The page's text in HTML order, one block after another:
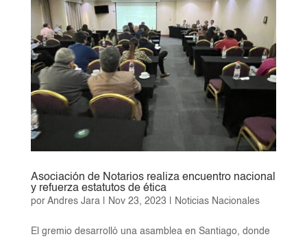
Asociación de Notarios realiza encuentro nacional
y refuerza estatutos de ética
por Andres Jara Nov 23, 2023 Noticias Nacionales
El gremio desarrolló una asamblea en Santiago, donde